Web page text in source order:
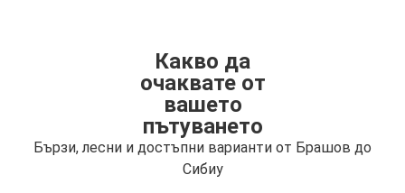
Какво да
очаквате от
вашето
пътуването
Бързи, лесни и достъпни варианти от Брашов до
Сибиу